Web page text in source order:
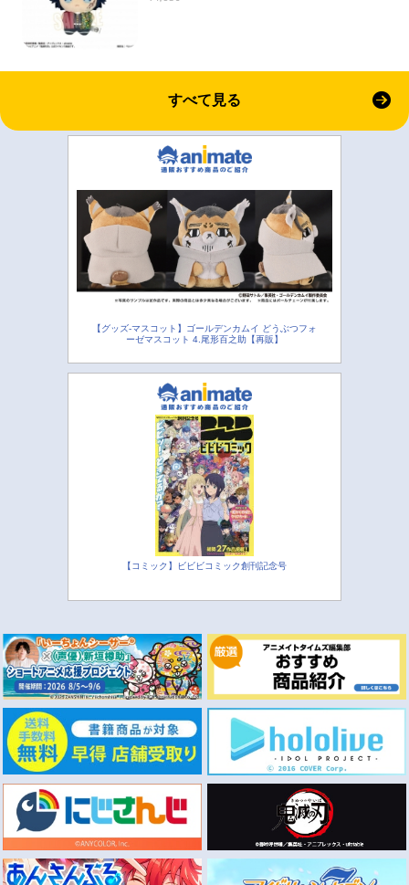
すべて見る
【グッズ-マスコット】ゴールデンカムイ どうぶつフォ
ーゼマスコット 4.尾形百之助【再販】
【コミック】ビビビコミック創刊記念号